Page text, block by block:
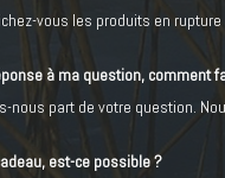
vous les produits en
à ma question, comment
nous part de votre question.
est-ce possible ?